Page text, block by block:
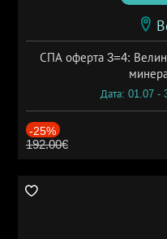
СПА оферта 3=4:
Дата: 01.07 -
-25%
192.00€